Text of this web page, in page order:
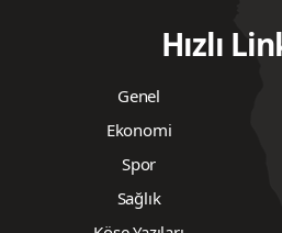
Hızlı
Genel
Ekonomi
Spor
Sağlık